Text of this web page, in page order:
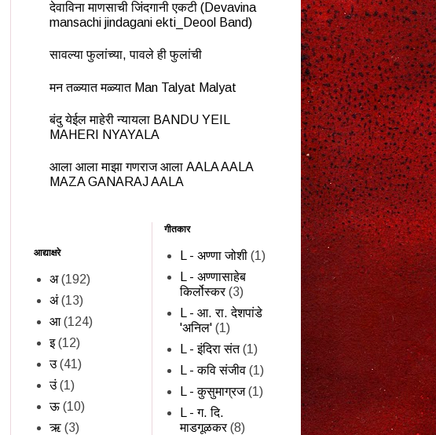
देवाविना माणसाची जिंदगानी एकटी (Devavina
mansachi jindagani ekti_Deool Band)
सावल्या फुलांच्या, पावले ही फुलांची
मन तळ्यात मळ्यात Man Talyat Malyat
बंदु येईल माहेरी न्यायला BANDU YEIL
MAHERI NYAYALA
आला आला माझा गणराज आला AALA AALA
MAZA GANARAJ AALA
आद्याक्षरे
अ (192)
अं (13)
आ (124)
इ (12)
उ (41)
उं (1)
ऊ (10)
ऋ (3)
गीतकार
L - अण्णा जोशी (1)
L - अण्णासाहेब
किर्लोस्कर (3)
L - आ. रा. देशपांडे
'अनिल' (1)
L - इंदिरा संत (1)
L - कवि संजीव (1)
L - कुसुमाग्रज (1)
L - ग. दि.
माडगूळकर (8)